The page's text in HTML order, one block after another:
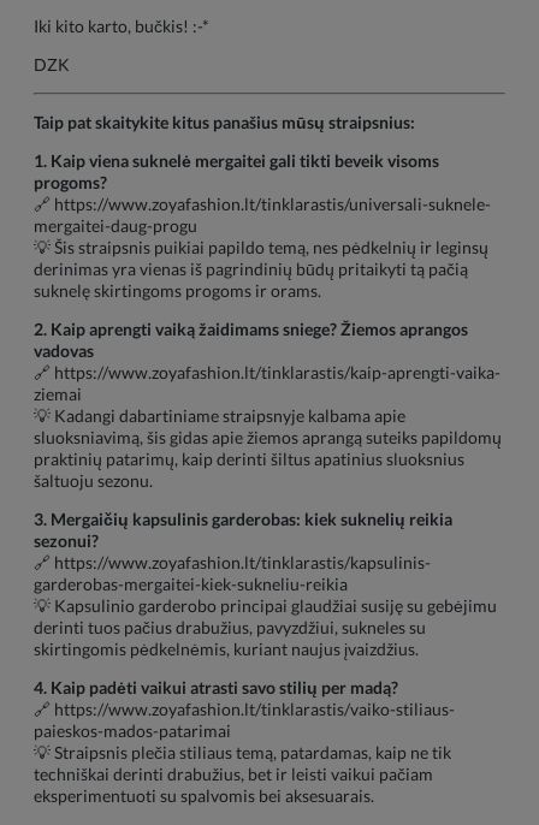
Iki kito karto, bučkis! :-*
DZK
Taip pat skaitykite kitus panašius mūsų straipsnius:
1. Kaip viena suknelė mergaitei gali tikti beveik visoms
progoms?
🔗 https://www.zoyafashion.lt/tinklarastis/universali-suknele-
mergaitei-daug-progu
💡 Šis straipsnis puikiai papildo temą, nes pėdkelnių ir leginsų
derinimas yra vienas iš pagrindinių būdų pritaikyti tą pačią
suknelę skirtingoms progoms ir orams.
2. Kaip aprengti vaiką žaidimams sniege? Žiemos aprangos
vadovas
🔗 https://www.zoyafashion.lt/tinklarastis/kaip-aprengti-vaika-
ziemai
💡 Kadangi dabartiniame straipsnyje kalbama apie
sluoksniavimą, šis gidas apie žiemos aprangą suteiks papildomų
praktinių patarimų, kaip derinti šiltus apatinius sluoksnius
šaltuoju sezonu.
3. Mergaičių kapsulinis garderobas: kiek suknelių reikia
sezonui?
🔗 https://www.zoyafashion.lt/tinklarastis/kapsulinis-
garderobas-mergaitei-kiek-sukneliu-reikia
💡 Kapsulinio garderobo principai glaudžiai susiję su gebėjimu
derinti tuos pačius drabužius, pavyzdžiui, sukneles su
skirtingomis pėdkelnėmis, kuriant naujus įvaizdžius.
4. Kaip padėti vaikui atrasti savo stilių per madą?
🔗 https://www.zoyafashion.lt/tinklarastis/vaiko-stiliaus-
paieskos-mados-patarimai
💡 Straipsnis plečia stiliaus temą, patardamas, kaip ne tik
techniškai derinti drabužius, bet ir leisti vaikui pačiam
eksperimentuoti su spalvomis bei aksesuarais.